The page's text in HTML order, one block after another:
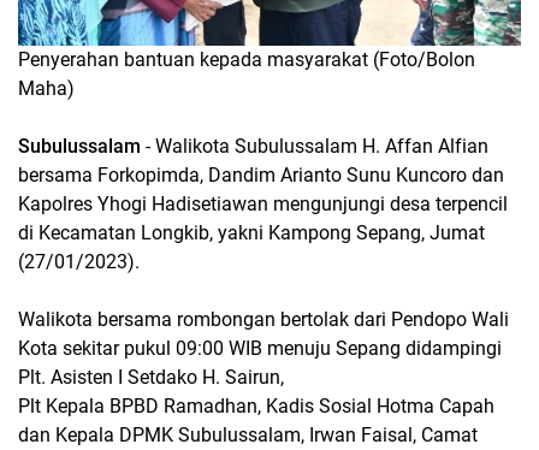
Penyerahan bantuan kepada masyarakat (Foto/Bolon
Maha)
Subulussalam - Walikota Subulussalam H. Affan Alfian
bersama Forkopimda, Dandim Arianto Sunu Kuncoro dan
Kapolres Yhogi Hadisetiawan mengunjungi desa terpencil
di Kecamatan Longkib, yakni Kampong Sepang, Jumat
(27/01/2023).
Walikota bersama rombongan bertolak dari Pendopo Wali
Kota sekitar pukul 09:00 WIB menuju Sepang didampingi
Plt. Asisten I Setdako H. Sairun,
Plt Kepala BPBD Ramadhan, Kadis Sosial Hotma Capah
dan Kepala DPMK Subulussalam, Irwan Faisal, Camat